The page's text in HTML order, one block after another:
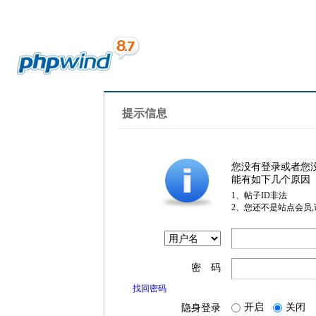
提示信息
您没有登录或者您
能有如下几个原因
1、帖子ID非法
2、您还不是站点会员
密 码
找回密码
隐身登录 开启 关闭